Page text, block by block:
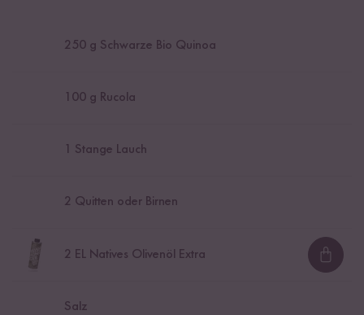
250 g Schwarze Bio Quinoa
100 g Rucola
1 Stange Lauch
2 Quitten oder Birnen
2 EL Natives Olivenöl Extra
Salz